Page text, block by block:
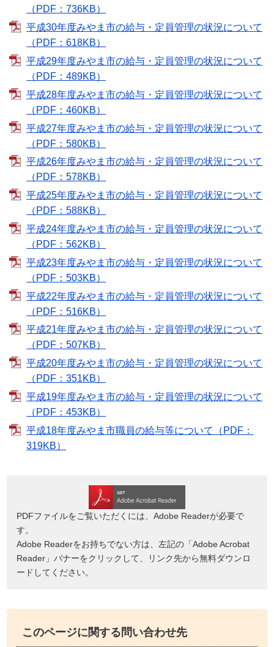
（PDF：736KB）
平成30年度みやま市の給与・定員管理の状況について
（PDF：618KB）
平成29年度みやま市の給与・定員管理の状況について
（PDF：489KB）
平成28年度みやま市の給与・定員管理の状況について
（PDF：460KB）
平成27年度みやま市の給与・定員管理の状況について
（PDF：580KB）
平成26年度みやま市の給与・定員管理の状況について
（PDF：578KB）
平成25年度みやま市の給与・定員管理の状況について
（PDF：588KB）
平成24年度みやま市の給与・定員管理の状況について
（PDF：562KB）
平成23年度みやま市の給与・定員管理の状況について
（PDF：503KB）
平成22年度みやま市の給与・定員管理の状況について
（PDF：516KB）
平成21年度みやま市の給与・定員管理の状況について
（PDF：507KB）
平成20年度みやま市の給与・定員管理の状況について
（PDF：351KB）
平成19年度みやま市の給与・定員管理の状況について
（PDF：453KB）
平成18年度みやま市職員の給与等について（PDF：
319KB）
PDFファイルをご覧いただくには、Adobe Readerが必要で
す。
Adobe Readerをお持ちでない方は、左記の「Adobe Acrobat
Reader」バナーをクリックして、リンク先から無料ダウンロ
ードしてください。
このページに関する問い合わせ先